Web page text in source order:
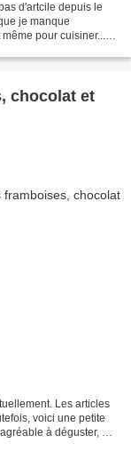
d'artcile depuis le
je manque
pour cuisiner...
chocolat et
Les articles
voici une petite
à déguster, car